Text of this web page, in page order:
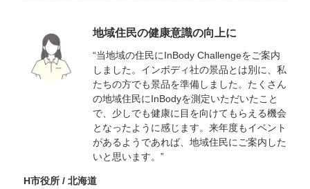
地域住民の健康意識の向上に
“当地域の住民にInBody Challengeをご案内
しました。インボディ社の景品とは別に、私
たちの方でも景品を準備しました。たくさん
の地域住民にInBodyを測定いただいたこと
で、少しでも健康に目を向けてもらえる機会
となったように感じます。来年度もイベント
があるようであれば、地域住民にご案内した
いと思います。”
H市役所 / 北海道